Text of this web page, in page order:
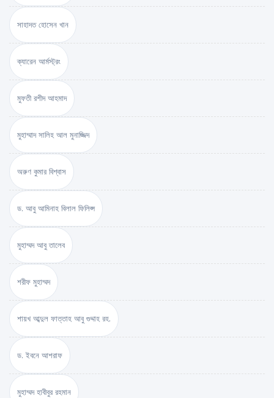
সাহাদত হোসেন খান
ক্যারেন আর্মস্ট্রং
মুফতী রশীদ আহমাদ
মুহাম্মাদ সালিহ আল মুনাজ্জিদ
অরুণ কুমার বিশ্বাস
ড. আবু আমিনাহ বিলাল ফিলিপ্স
মুহাম্মদ আবু তালেব
শরীফ মুহাম্মদ
শায়খ আব্দুল ফাত্তাহ আবু গুদ্দাহ রহ.
ড. ইবনে আশরাফ
মুহাম্মদ হাবীবুর রহমান